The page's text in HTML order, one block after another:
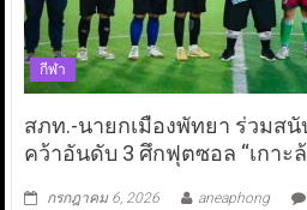
กีฬา
สภท.-นายกเมืองพัทยา ร่วมส
คว้าอันดับ 3 ศึกฟุตซอล “เกาะ
กรกฎาคม 6, 2026 aneaphong